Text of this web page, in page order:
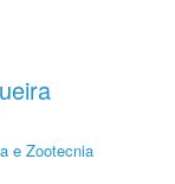
e Zootecnia